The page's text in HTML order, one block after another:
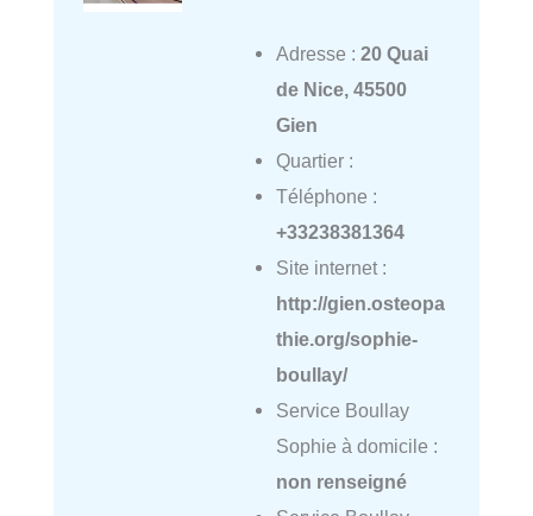
Adresse : 20 Quai
de Nice, 45500
Gien
Quartier :
Téléphone :
+33238381364
Site internet :
http://gien.osteopa
thie.org/sophie-
boullay/
Service Boullay
Sophie à domicile :
non renseigné